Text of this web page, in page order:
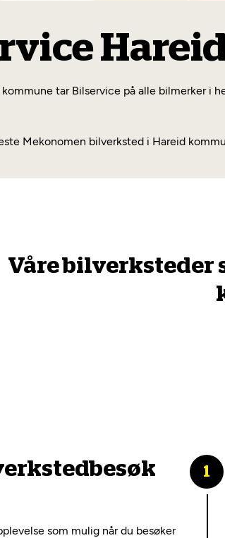
tar Bilservice på alle bilmerker i
Mekonomen bilverksted i Hareid
Våre bilverksteder
som mulig når du besøker